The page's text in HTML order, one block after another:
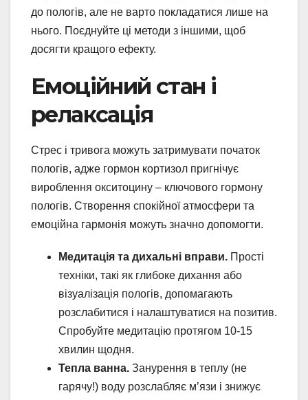
до пологів, але не варто покладатися лише на
нього. Поєднуйте ці методи з іншими, щоб
досягти кращого ефекту.
Емоційний стан і
релаксація
Стрес і тривога можуть затримувати початок
пологів, адже гормон кортизол пригнічує
вироблення окситоцину – ключового гормону
пологів. Створення спокійної атмосфери та
емоційна гармонія можуть значно допомогти.
Медитація та дихальні вправи. Прості
техніки, такі як глибоке дихання або
візуалізація пологів, допомагають
розслабитися і налаштуватися на позитив.
Спробуйте медитацію протягом 10-15
хвилин щодня.
Тепла ванна. Занурення в теплу (не
гарячу!) воду розслабляє м’язи і знижує